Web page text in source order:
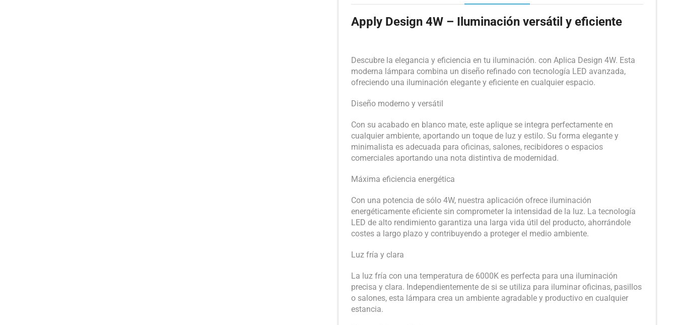
Apply Design 4W – Iluminación versátil y eficiente
Descubre la elegancia y eficiencia en tu iluminación. con Aplica Design 4W. Esta
moderna lámpara combina un diseño refinado con tecnología LED avanzada,
ofreciendo una iluminación elegante y eficiente en cualquier espacio.
Diseño moderno y versátil
Con su acabado en blanco mate, este aplique se integra perfectamente en
cualquier ambiente, aportando un toque de luz y estilo. Su forma elegante y
minimalista es adecuada para oficinas, salones, recibidores o espacios
comerciales aportando una nota distintiva de modernidad.
Máxima eficiencia energética
Con una potencia de sólo 4W, nuestra aplicación ofrece iluminación
energéticamente eficiente sin comprometer la intensidad de la luz. La tecnología
LED de alto rendimiento garantiza una larga vida útil del producto, ahorrándole
costes a largo plazo y contribuyendo a proteger el medio ambiente.
Luz fría y clara
La luz fría con una temperatura de 6000K es perfecta para una iluminación
precisa y clara. Independientemente de si se utiliza para iluminar oficinas, pasillos
o salones, esta lámpara crea un ambiente agradable y productivo en cualquier
estancia.